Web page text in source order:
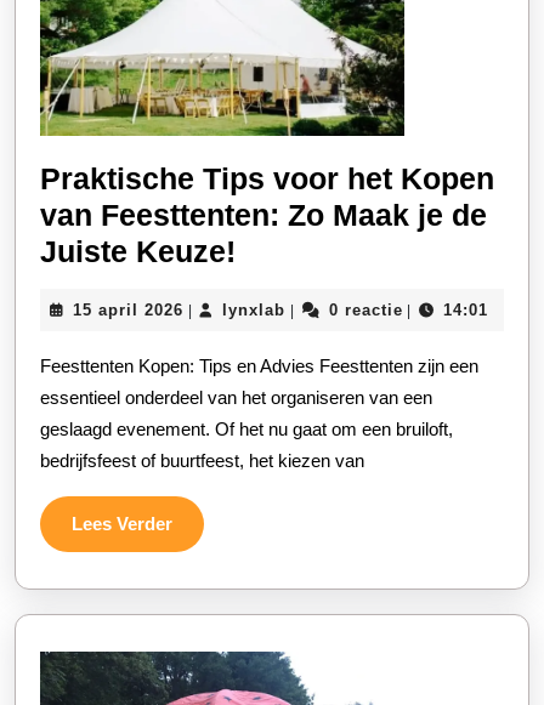
Praktische Tips voor het Kopen
van Feesttenten: Zo Maak je de
Juiste Keuze!
voor
het
Kopen
van
Feesttenten:
de
Juiste
Keuze!
15 april 2026 15
| lynxlab lynxlab
| 0 reactie | 14:01
Feesttenten Kopen: Tips en Advies Feesttenten zijn een
essentieel onderdeel van het organiseren van een
geslaagd evenement. Of het nu gaat om een bruiloft,
bedrijfsfeest of buurtfeest, het kiezen van
Lees VerderLees
Verder